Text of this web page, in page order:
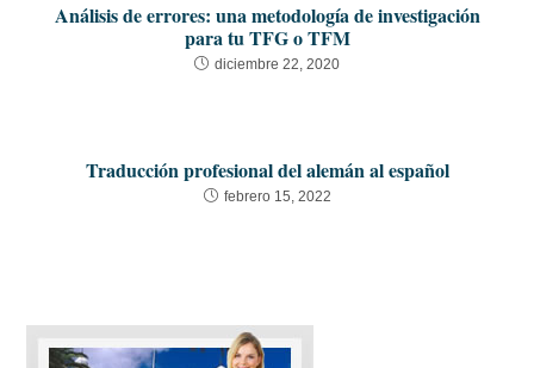
Análisis de errores: una metodología de investigación
para tu TFG o TFM
diciembre 22, 2020
Traducción profesional del alemán al español
febrero 15, 2022